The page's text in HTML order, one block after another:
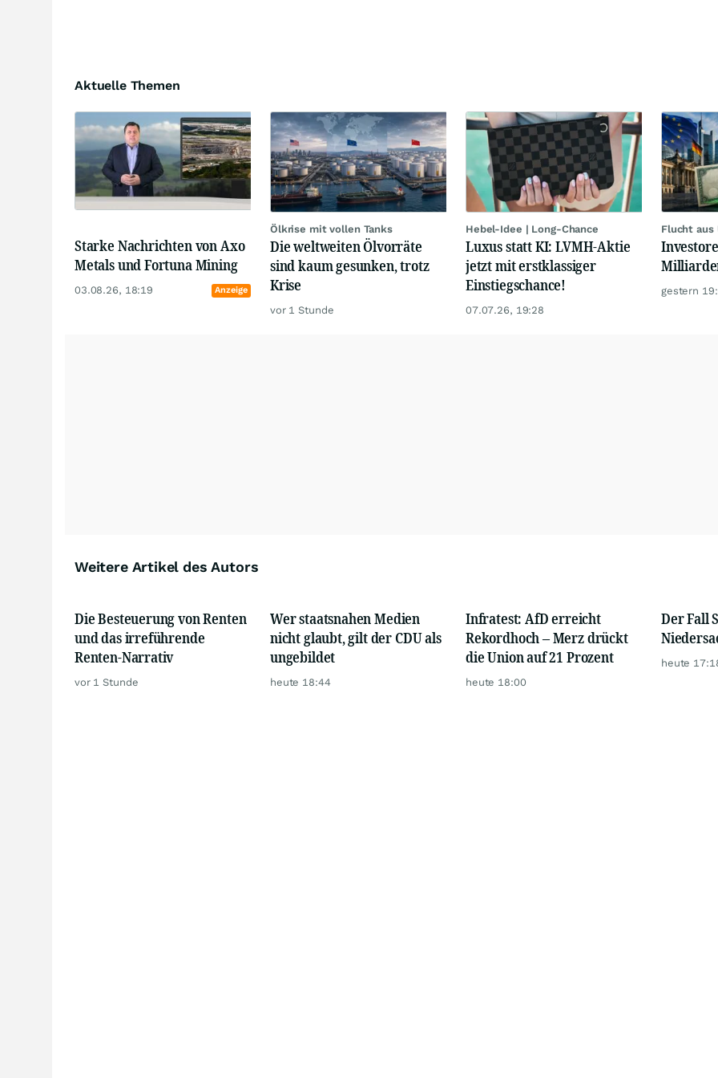
Aktuelle Themen
Starke Nachrichten von Axo
Metals und Fortuna Mining
03.08.26, 18:19 Anzeige
Ölkrise mit vollen Tanks
Die weltweiten Ölvorräte
sind kaum gesunken, trotz
Krise
vor 1 Stunde
Hebel-Idee | Long-Chance
Luxus statt KI: LVMH-Aktie
jetzt mit erstklassiger
Einstiegschance!
07.07.26, 19:28
Flucht aus
gestern
Weitere Artikel des Autors
Die Besteuerung von Renten
und das irreführende
Renten-Narrativ
vor 1 Stunde
Wer staatsnahen Medien
nicht glaubt, gilt der CDU als
ungebildet
heute 18:44
Infratest: AfD erreicht
Rekordhoch – Merz drückt
die Union auf 21 Prozent
heute 18:00
Der Fall
heute